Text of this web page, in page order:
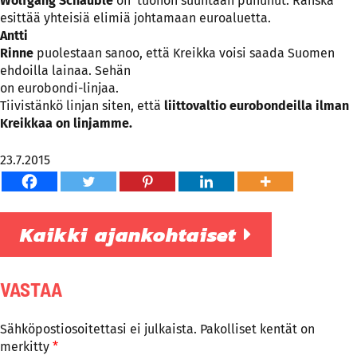
esittää yhteisiä elimiä johtamaan euroaluetta.
Antti
Rinne puolestaan sanoo, että Kreikka voisi saada Suomen
ehdoilla lainaa. Sehän
on eurobondi-linjaa.
Tiivistänkö linjan siten, että liittovaltio eurobondeilla ilman
Kreikkaa on linjamme.
23.7.2015
Kaikki ajankohtaiset
VASTAA
Sähköpostiosoitettasi ei julkaista. Pakolliset kentät on
merkitty *